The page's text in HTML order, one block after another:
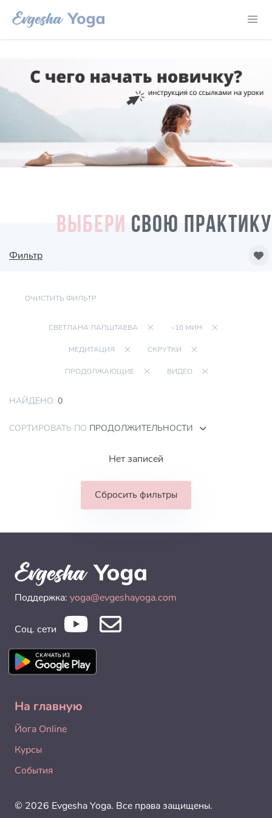
ВЫБЕРИ СВОЮ ПРАКТИКУ
Фильтр
ОЧИСТИТЬ ФИЛЬТР
СВЕТЛАНА ЛАПШТАЕВА ~10 МИН
МЕДИТАЦИЯ СКРУТКИ
ПРОДОЛЖАЮЩИЕ ВИДЕО
НАЙДЕНО: 0
СОРТИРОВАТЬ ПО ПРОДОЛЖИТЕЛЬНОСТИ
Нет записей
Сбросить фильтры
Поддержка: yoga@evgeshayoga.com
Соц. сети
На главную
Йога Online
Курсы
События
© 2026 Evgesha Yoga. Все права защищены.